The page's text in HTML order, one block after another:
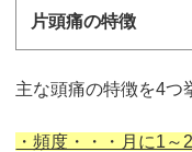
片頭痛の特徴
主な頭痛の特徴を4つ
・頻度・・・月に1